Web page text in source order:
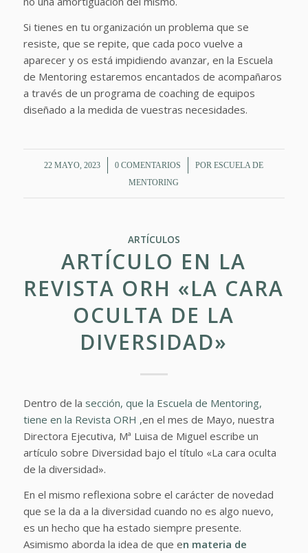
Si tienes en tu organización un problema que se
resiste, que se repite, que cada poco vuelve a
aparecer y os está impidiendo avanzar, en la Escuela
de Mentoring estaremos encantados de acompañaros
a través de un programa de coaching de equipos
diseñado a la medida de vuestras necesidades.
22 MAYO, 2023
/ 0 COMENTARIOS
/ PORESCUELA DE
MENTORING
ARTÍCULOS
ARTÍCULO EN LA
REVISTA ORH «LA CARA
OCULTA DE LA
DIVERSIDAD»
Dentro de la sección, que la Escuela de Mentoring,
tiene en la Revista ORH ,en el mes de Mayo, nuestra
Directora Ejecutiva, Mª Luisa de Miguel escribe un
artículo sobre Diversidad bajo el título «La cara oculta
de la diversidad».
En el mismo reflexiona sobre el carácter de novedad
que se la da a la diversidad cuando no es algo nuevo,
es un hecho que ha estado siempre presente.
Asimismo aborda la idea de que en materia de